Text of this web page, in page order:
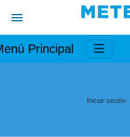
Principal
Iniciar sesión